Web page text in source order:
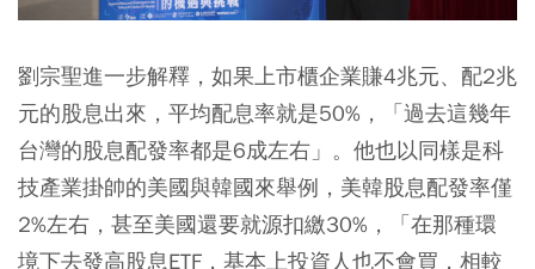
劉宗聖進一步解釋，如果上市櫃企業賺4兆元、配2兆
元的股息出來，平均配息率就是50%，「過去這幾年
台灣的股息配發率都是6成左右」。他也以同樣是科
技產業掛帥的美國與韓國來舉例，美韓股息配發率僅
2%左右，甚至美國還要就源扣繳30%，「在那種環
境下去發高股息ETF，基本上投資人也不會買，相較